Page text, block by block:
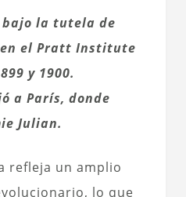
bajo la tutela de
en el Pratt Institute
y 1900.
a París, donde
Julian.
refleja un amplio
lo que